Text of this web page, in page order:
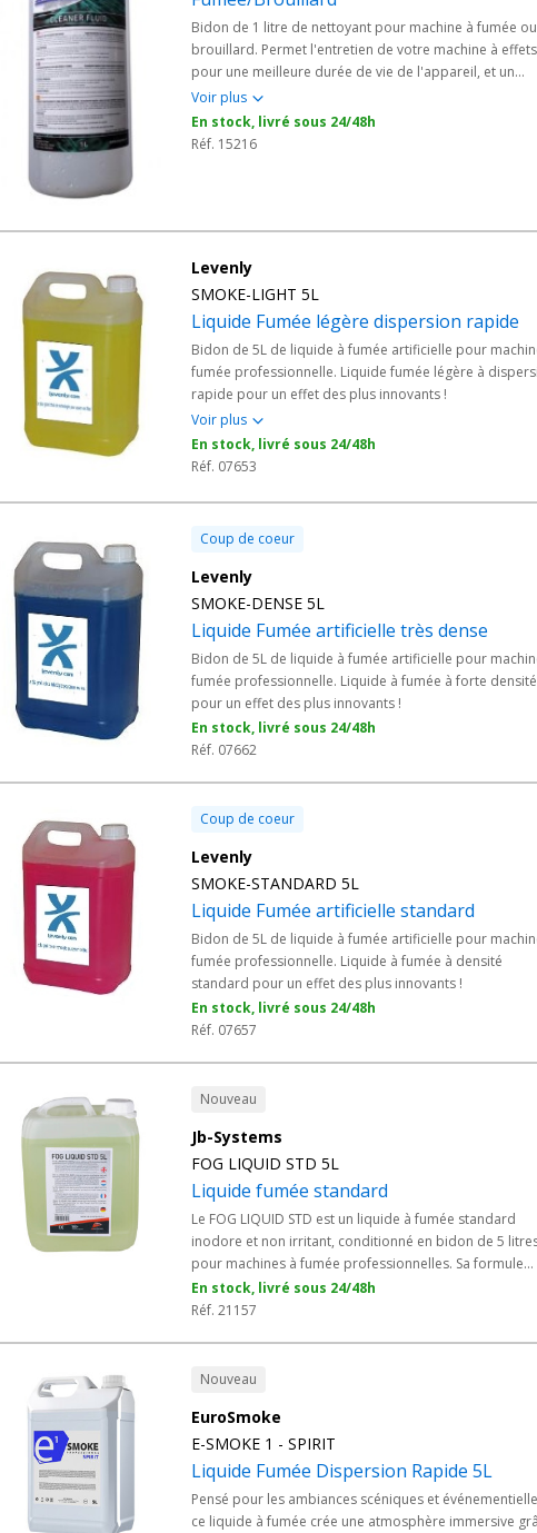
Bidon de 1 litre de nettoyant pour machine à fumée
brouillard. Permet l'entretien de votre machine à effets
pour une meilleure durée de vie de l'appareil, et un
fonctionnement plus sein du corps de chauffe.
Voir plus
En stock, livré sous 24/48h
Réf. 15216
Levenly
SMOKE-LIGHT 5L
Liquide Fumée légère dispersion rapide
Bidon de 5L de liquide à fumée artificielle pour
fumée professionnelle. Liquide fumée légère à
rapide pour un effet des plus innovants !
Voir plus
En stock, livré sous 24/48h
Réf. 07653
Coup de coeur
Levenly
SMOKE-DENSE 5L
Liquide Fumée artificielle très dense
Bidon de 5L de liquide à fumée artificielle pour
fumée professionnelle. Liquide à fumée à forte densité
pour un effet des plus innovants !
En stock, livré sous 24/48h
Réf. 07662
Coup de coeur
Levenly
SMOKE-STANDARD 5L
Liquide Fumée artificielle standard
Bidon de 5L de liquide à fumée artificielle pour
fumée professionnelle. Liquide à fumée à densité
standard pour un effet des plus innovants !
En stock, livré sous 24/48h
Réf. 07657
Nouveau
Jb-Systems
FOG LIQUID STD 5L
Liquide fumée standard
Le FOG LIQUID STD est un liquide à fumée standard
inodore et non irritant, conditionné en bidon de 5
pour machines à fumée professionnelles. Sa formule
équilibrée garantit une densité de fumée régulière sans
laisser de résidus gras, parfaite pour les prestations DJ,
(CLP), 1907/2006 (REACH) et 67/548/CEE.
En stock, livré sous 24/48h
Réf. 21157
Nouveau
EuroSmoke
E-SMOKE 1 - SPIRIT
Liquide Fumée Dispersion Rapide 5L
Pensé pour les ambiances scéniques et
ce liquide à fumée crée une atmosphère immersive